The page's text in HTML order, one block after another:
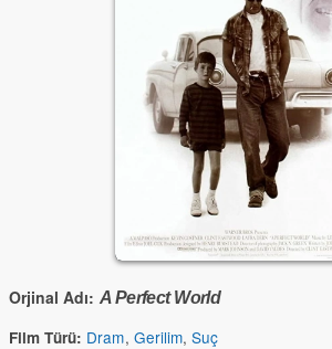
Orjinal Adı: A Perfect World
Film Türü: Dram, Gerilim, Suç